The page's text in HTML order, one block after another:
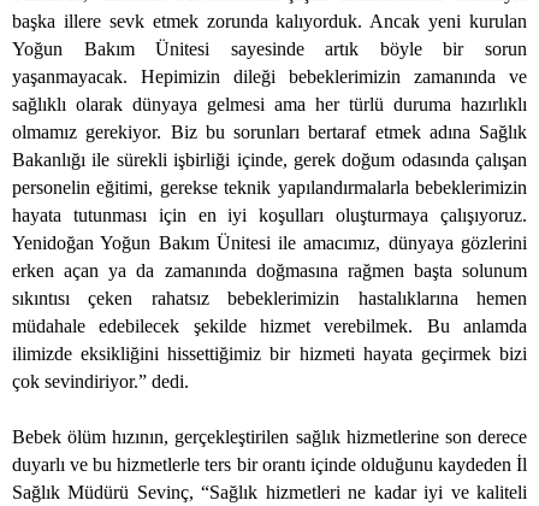
başka illere sevk etmek zorunda kalıyorduk. Ancak yeni kurulan
Yoğun Bakım Ünitesi sayesinde artık böyle bir sorun
yaşanmayacak. Hepimizin dileği bebeklerimizin zamanında ve
sağlıklı olarak dünyaya gelmesi ama her türlü duruma hazırlıklı
olmamız gerekiyor. Biz bu sorunları bertaraf etmek adına Sağlık
Bakanlığı ile sürekli işbirliği içinde, gerek doğum odasında çalışan
personelin eğitimi, gerekse teknik yapılandırmalarla bebeklerimizin
hayata tutunması için en iyi koşulları oluşturmaya çalışıyoruz.
Yenidoğan Yoğun Bakım Ünitesi ile amacımız, dünyaya gözlerini
erken açan ya da zamanında doğmasına rağmen başta solunum
sıkıntısı çeken rahatsız bebeklerimizin hastalıklarına hemen
müdahale edebilecek şekilde hizmet verebilmek. Bu anlamda
ilimizde eksikliğini hissettiğimiz bir hizmeti hayata geçirmek bizi
çok sevindiriyor.” dedi.
Bebek ölüm hızının, gerçekleştirilen sağlık hizmetlerine son derece
duyarlı ve bu hizmetlerle ters bir orantı içinde olduğunu kaydeden İl
Sağlık Müdürü Sevinç, “Sağlık hizmetleri ne kadar iyi ve kaliteli